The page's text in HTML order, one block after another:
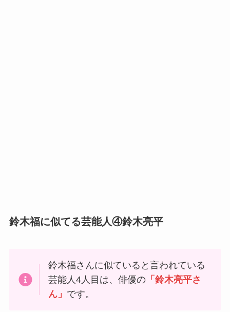
鈴木福に似てる芸能人④鈴木亮平
鈴木福さんに似ていると言われている
芸能人4人目は、俳優の 「鈴木亮平さ
ん」 です。